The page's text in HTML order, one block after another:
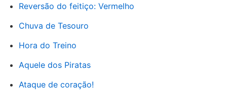
Reversão do feitiço: Vermelho
Chuva de Tesouro
Hora do Treino
Aquele dos Piratas
Ataque de coração!